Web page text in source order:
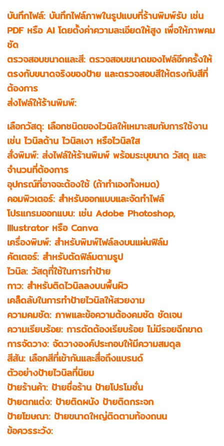
บันทึกไฟล์: บันทึกไฟล์ภาพในรูปแบบที่ร้านพิมพ์รับ เช่น
PDF หรือ AI โดยตั้งค่าความละเอียดให้สูง เพื่อให้ภาพคม
ชัด
ตรวจสอบขนาดและสี: ตรวจสอบขนาดของไฟล์อีกครั้งให้
ตรงกับขนาดจริงของป้าย และตรวจสอบสีให้ตรงกับสีที่
ต้องการ
ส่งไฟล์ให้ร้านพิมพ์:
เลือกวัสดุ: เลือกชนิดของไวนิลให้เหมาะสมกับการใช้งาน
เช่น ไวนิลด้าน ไวนิลเงา หรือไวนิลใส
สั่งพิมพ์: ส่งไฟล์ให้ร้านพิมพ์ พร้อมระบุขนาด วัสดุ และ
จำนวนที่ต้องการ
อุปกรณ์ที่อาจจะต้องใช้ (ถ้าทำเองทั้งหมด)
คอมพิวเตอร์: สำหรับออกแบบและจัดทำไฟล์
โปรแกรมออกแบบ: เช่น Adobe Photoshop,
Illustrator หรือ Canva
เครื่องพิมพ์: สำหรับพิมพ์ไฟล์ลงบนแผ่นฟิล์ม
คัตเตอร์: สำหรับตัดฟิล์มตามรูป
ไวนิล: วัสดุที่ใช้ในการทำป้าย
กาว: สำหรับติดไวนิลลงบนพื้นผิว
เคล็ดลับในการทำป้ายไวนิลให้สวยงาม
ความคมชัด: ภาพและข้อความต้องคมชัด ชัดเจน
ความเรียบร้อย: การตัดต้องเรียบร้อย ไม่มีรอยฉีกขาด
การจัดวาง: จัดวางองค์ประกอบให้มีความสมดุล
สีสัน: เลือกสีที่เข้ากันและสื่อถึงแบรนด์
ตัวอย่างป้ายไวนิลที่นิยม
ป้ายร้านค้า: ป้ายชื่อร้าน ป้ายโปรโมชั่น
ป้ายตกแต่ง: ป้ายติดผนัง ป้ายติดกระจก
ป้ายโฆษณา: ป้ายขนาดใหญ่ติดตามท้องถนน
ข้อควรระวัง: